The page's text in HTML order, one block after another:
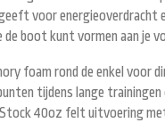
voor energieoverdracht
boot kunt vormen aan je
foam rond de enkel voor
tijdens lange
40oz feltuitvoering